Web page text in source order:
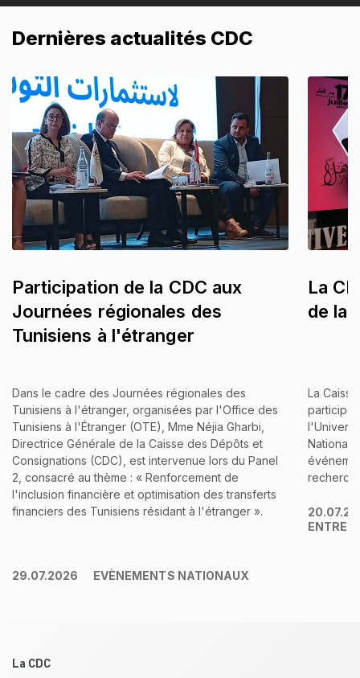
Dernières actualités CDC
Participation de la CDC aux
Journées régionales des
Tunisiens à l'étranger
Dans le cadre des Journées régionales des
Tunisiens à l'étranger, organisées par l'Office des
Tunisiens à l'Étranger (OTE), Mme Néjia Gharbi,
Directrice Générale de la Caisse des Dépôts et
Consignations (CDC), est intervenue lors du Panel
2, consacré au thème : « Renforcement de
l'inclusion financière et optimisation des transferts
financiers des Tunisiens résidant à l'étranger ».
29.07.2026 EVÈNEMENTS NATIONAUX
La
de la
La
participé
Pied de page
La CDC